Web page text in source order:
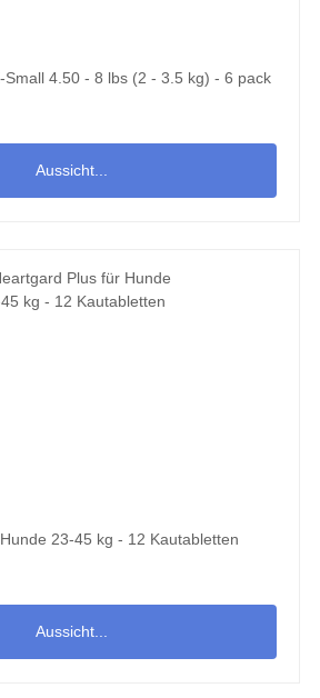
Small 4.50 - 8 lbs (2 - 3.5 kg) - 6 pack
Aussicht...
23-45 kg - 12 Kautabletten
Aussicht...